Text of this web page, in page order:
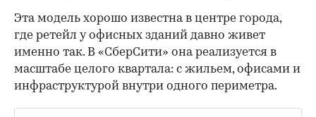
Эта модель хорошо известна в центре города,
где ретейл у офисных зданий давно живет
именно так. В «СберСити» она реализуется в
масштабе целого квартала: с жильем, офисами и
инфраструктурой внутри одного периметра.